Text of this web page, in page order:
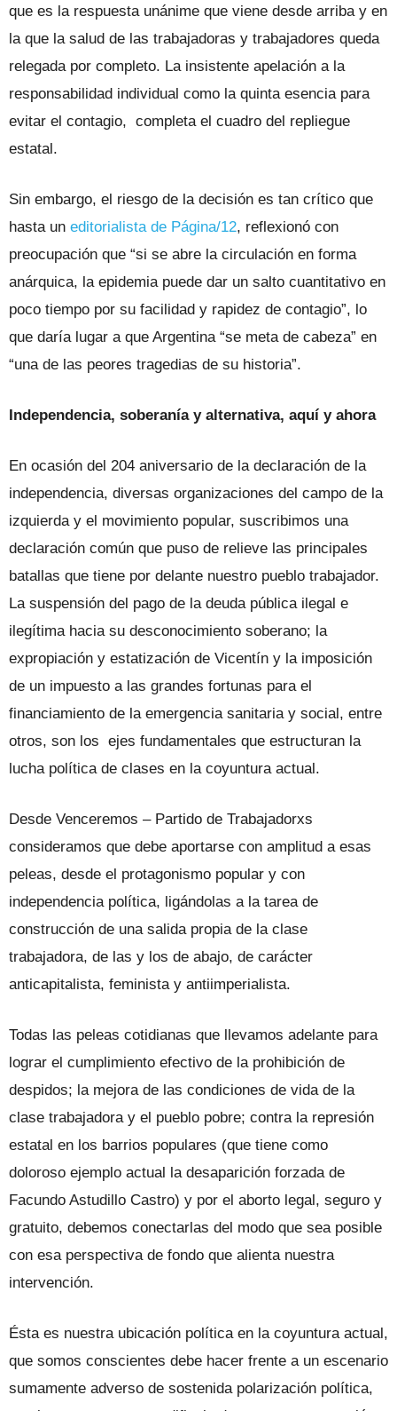
que es la respuesta unánime que viene desde arriba y en
la que la salud de las trabajadoras y trabajadores queda
relegada por completo. La insistente apelación a la
responsabilidad individual como la quinta esencia para
evitar el contagio, completa el cuadro del repliegue
estatal.
Sin embargo, el riesgo de la decisión es tan crítico que
hasta un editorialista de Página/12, reflexionó con
preocupación que “si se abre la circulación en forma
anárquica, la epidemia puede dar un salto cuantitativo en
poco tiempo por su facilidad y rapidez de contagio”, lo
que daría lugar a que Argentina “se meta de cabeza” en
“una de las peores tragedias de su historia”.
Independencia, soberanía y alternativa, aquí y ahora
En ocasión del 204 aniversario de la declaración de la
independencia, diversas organizaciones del campo de la
izquierda y el movimiento popular, suscribimos una
declaración común que puso de relieve las principales
batallas que tiene por delante nuestro pueblo trabajador.
La suspensión del pago de la deuda pública ilegal e
ilegítima hacia su desconocimiento soberano; la
expropiación y estatización de Vicentín y la imposición
de un impuesto a las grandes fortunas para el
financiamiento de la emergencia sanitaria y social, entre
otros, son los ejes fundamentales que estructuran la
lucha política de clases en la coyuntura actual.
Desde Venceremos – Partido de Trabajadorxs
consideramos que debe aportarse con amplitud a esas
peleas, desde el protagonismo popular y con
independencia política, ligándolas a la tarea de
construcción de una salida propia de la clase
trabajadora, de las y los de abajo, de carácter
anticapitalista, feminista y antiimperialista.
Todas las peleas cotidianas que llevamos adelante para
lograr el cumplimiento efectivo de la prohibición de
despidos; la mejora de las condiciones de vida de la
clase trabajadora y el pueblo pobre; contra la represión
estatal en los barrios populares (que tiene como
doloroso ejemplo actual la desaparición forzada de
Facundo Astudillo Castro) y por el aborto legal, seguro y
gratuito, debemos conectarlas del modo que sea posible
con esa perspectiva de fondo que alienta nuestra
intervención.
Ésta es nuestra ubicación política en la coyuntura actual,
que somos conscientes debe hacer frente a un escenario
sumamente adverso de sostenida polarización política,